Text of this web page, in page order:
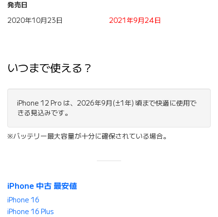
発売日
2020年10月23日
2021年9月24日
いつまで使える？
iPhone 12 Pro は、2026年9月(±1年) 頃まで快適に使用で
きる見込みです。
※バッテリー最大容量が十分に確保されている場合。
iPhone 中古 最安値
iPhone 16
iPhone 16 Plus